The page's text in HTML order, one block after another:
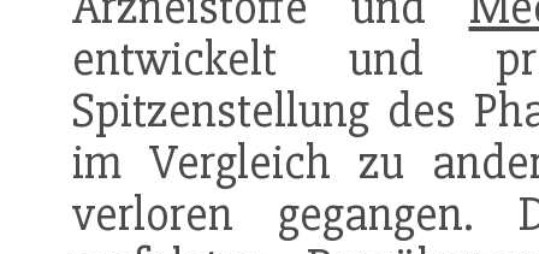
entwickelt und
Spitzenstellung des
im Vergleich zu
verloren